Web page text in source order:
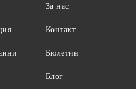
За нас
Контакт
Бюлетин
Блог